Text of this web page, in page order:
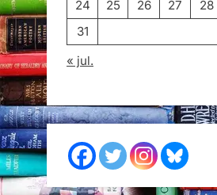
24 25 26 27 28
31
« jul.